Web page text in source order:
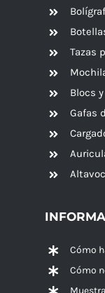
Tazas
Blocs
Gafas
Cómo
Cómo